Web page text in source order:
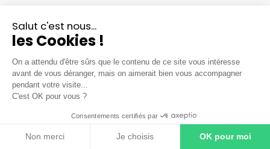
Mentions légales|Fonctionnement du service
Politique de confidentialité
Salut c'est nous...
les Cookies !
On a attendu d'être sûrs que le contenu de ce site vous intéresse
avant de vous déranger, mais on aimerait bien vous accompagner
pendant votre visite...
C'est OK pour vous ?
Consentements certifiés par
Non merci Je choisis OK pour moi